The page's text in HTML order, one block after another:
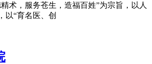
术，服务苍生，造福百姓”为宗旨，以人
以“育名医、创